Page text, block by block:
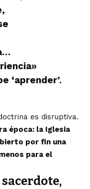
‘aprender’.
es disruptiva.
época: la Iglesia
por fin una
para el